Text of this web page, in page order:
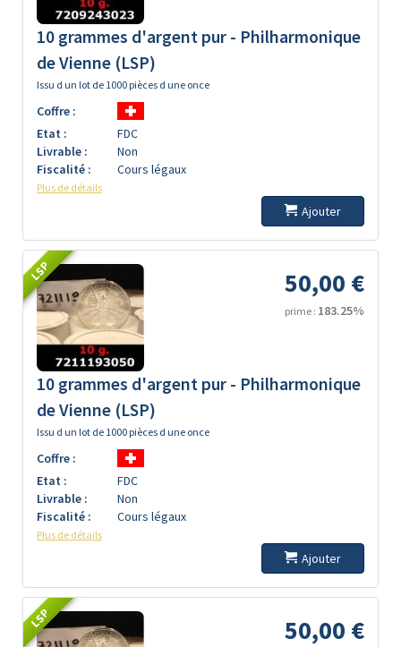
10 grammes d'argent pur - Philharmonique
de Vienne (LSP)
Issu d un lot de 1000 pièces d une once
Coffre :
Etat :
FDC
Livrable :
Non
Fiscalité :
Cours légaux
Plus de détails
Ajouter
LSP 50,00 €
prime : 183.25%
10 grammes d'argent pur - Philharmonique
de Vienne (LSP)
Issu d un lot de 1000 pièces d une once
Coffre :
Etat :
FDC
Livrable :
Non
Fiscalité :
Cours légaux
Plus de détails
Ajouter
LSP 50,00 €